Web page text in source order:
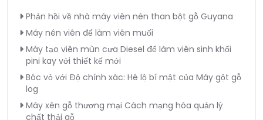
Phản hồi về nhà máy viên nén than bột gỗ Guyana
Máy nén viên để làm viên muối
Máy tạo viên mùn cưa Diesel để làm viên sinh khối
pini kay với thiết kế mới
Bóc vỏ với Độ chính xác: Hé lộ bí mật của Máy gột gỗ
log
Máy xén gỗ thương mại Cách mạng hóa quản lý
chất thải gỗ